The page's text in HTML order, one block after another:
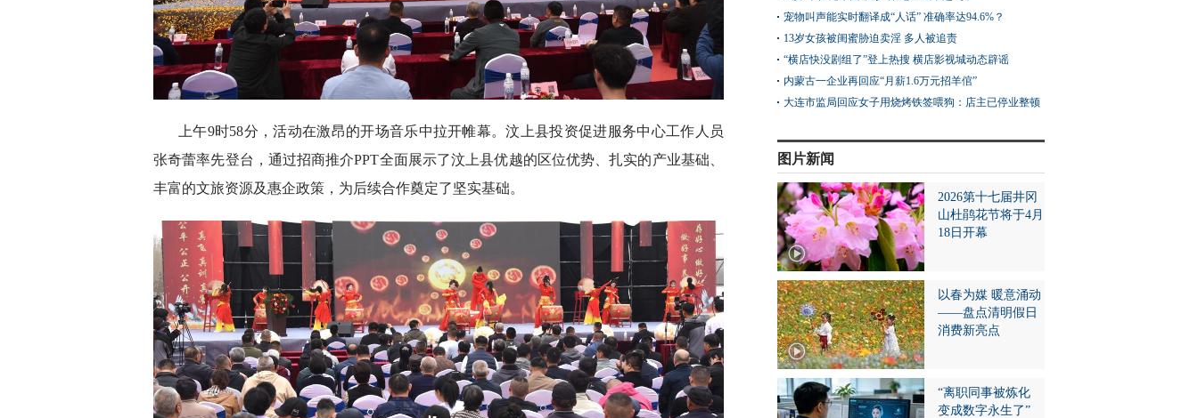
上午9时58分，活动在激昂的开场音乐中拉开帷幕。汶上县投资促进服务中心工作人员
张奇蕾率先登台，通过招商推介PPT全面展示了汶上县优越的区位优势、扎实的产业基础、
丰富的文旅资源及惠企政策，为后续合作奠定了坚实基础。
宠物叫声能实时翻译成“人话” 准确率达94.6%？
13岁女孩被闺蜜胁迫卖淫 多人被追责
“横店快没剧组了”登上热搜 横店影视城动态辟谣
内蒙古一企业再回应“月薪1.6万元招羊倌”
大连市监局回应女子用烧烤铁签喂狗：店主已停业整顿
图片新闻
2026第十七届井冈
山杜鹃花节将于4月
18日开幕
以春为媒 暖意涌动
——盘点清明假日
消费新亮点
“离职同事被炼化
变成数字永生了”